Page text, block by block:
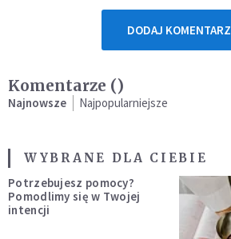
DODAJ KOMENTARZ
Komentarze ()
Najnowsze Najpopularniejsze
WYBRANE DLA CIEBIE
Potrzebujesz pomocy?
Pomodlimy się w Twojej
intencji